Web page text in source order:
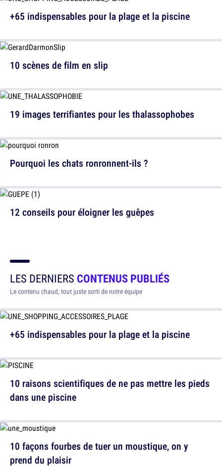
+65 indispensables pour la plage et la piscine
19 images terrifiantes pour les thalassophobes
12 conseils pour éloigner les guêpes
10 scènes de film en slip
Pourquoi les chats ronronnent-ils ?
LES DERNIERS CONTENUS PUBLIÉS
Le contenu chaud, tout juste sorti de notre équipe
+65 indispensables pour la plage et la piscine
10 façons fourbes de tuer un moustique, on y
prend du plaisir
10 raisons scientifiques de ne pas mettre les pieds
dans une piscine